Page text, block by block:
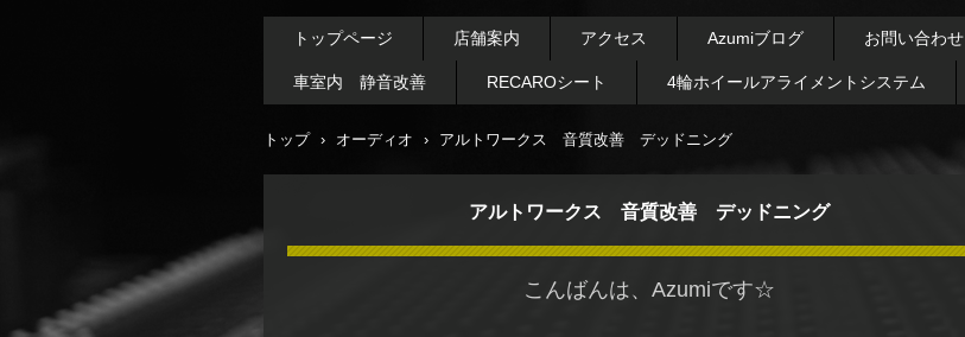
イール デッドニング カーオ
ーディオ レカロシート
トップページ 店舗案内 アクセス Azumiブログ お問い合わせ
車室内 静音改善 RECAROシート 4輪ホイールアライメントシステム
トップ › オーディオ › アルトワークス 音質改善 デッドニング
アルトワークス 音質改善 デッドニング
こんばんは、Azumiです☆